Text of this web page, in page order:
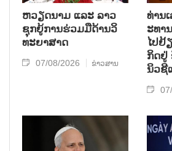
ຫວຽດ​ນາມ ແລະ ລາວ​
ຊຸກ​ຍູ້​ການ​ຮ່ວມ​ມື​ດ້ານວ​ິ​
ທະ​ຍາ​ສາດ
07/08/2026 ຂ່າວສານ
ທ່ານ​
ະ​ທາ
ໄປ​ຢ້
ກິດ​ຢູ່
ນິວ​ຊີ​